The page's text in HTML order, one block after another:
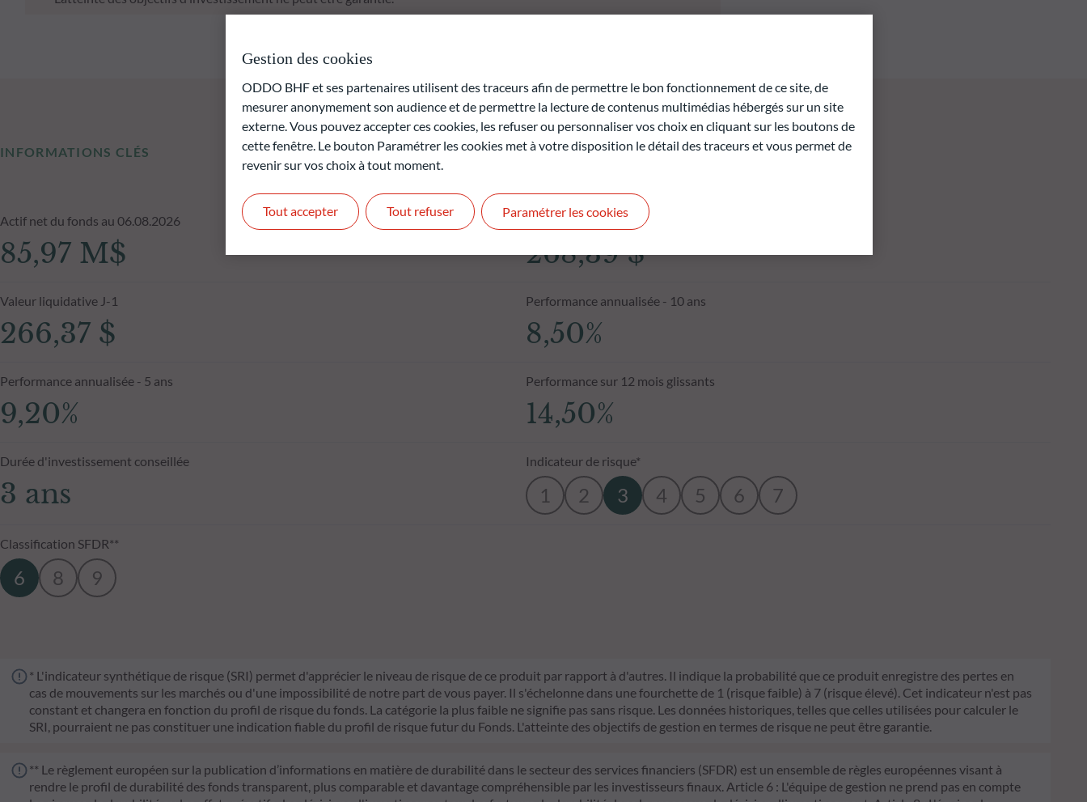
INFORMATIONS CLÉS
Actif net du fonds au 06.08.2026
85,97 M$
Valeur liquidative au 06.08.2026
268,39 $
Valeur liquidative J-1
266,37 $
Performance annualisée - 10 ans
8,50%
Performance annualisée - 5 ans
9,20%
Performance sur 12 mois glissants
14,50%
Durée d'investissement conseillée
3 ans
Indicateur de risque*
1 2 3 4 5 6 7
Classification SFDR**
6 8 9
* L'indicateur synthétique de risque (SRI) permet d'apprécier le niveau de risque de ce produit par rapport à d'autres. Il indique la probabilité que ce produit enregistre des pertes en
cas de mouvements sur les marchés ou d'une impossibilité de notre part de vous payer. Il s'échelonne dans une fourchette de 1 (risque faible) à 7 (risque élevé). Cet indicateur n'est pas
constant et changera en fonction du profil de risque du fonds. La catégorie la plus faible ne signifie pas sans risque. Les données historiques, telles que celles utilisées pour calculer le
SRI, pourraient ne pas constituer une indication fiable du profil de risque futur du Fonds. L'atteinte des objectifs de gestion en termes de risque ne peut être garantie.
** Le règlement européen sur la publication d’informations en matière de durabilité dans le secteur des services financiers (SFDR) est un ensemble de règles européennes visant à
rendre le profil de durabilité des fonds transparent, plus comparable et davantage compréhensible par les investisseurs finaux. Article 6 : L'équipe de gestion ne prend pas en compte
Gestion des cookies
ODDO BHF et ses partenaires utilisent des traceurs afin de permettre le bon fonctionnement de ce site, de
mesurer anonymement son audience et de permettre la lecture de contenus multimédias hébergés sur un site
externe. Vous pouvez accepter ces cookies, les refuser ou personnaliser vos choix en cliquant sur les boutons de
cette fenêtre. Le bouton Paramétrer les cookies met à votre disposition le détail des traceurs et vous permet de
revenir sur vos choix à tout moment.
Tout refuser
Tout accepter Paramétrer les cookies